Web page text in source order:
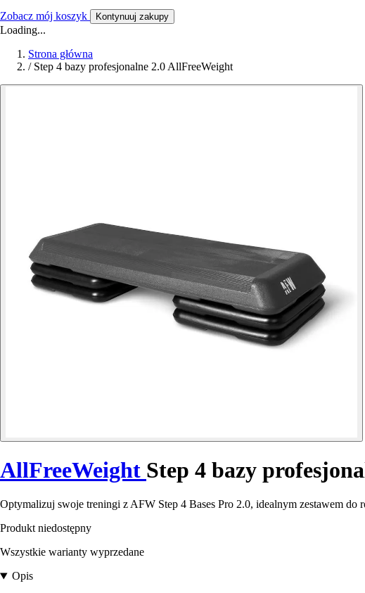
Zobacz mój koszyk Kontynuuj zakupy
Loading...
Strona główna
/ Step 4 bazy profesjonalne 2.0 AllFreeWeight
AllFreeWeight Step 4 bazy
Optymalizuj swoje treningi z AFW Step 4 Bases Pro 2.0, idealnym zestawem
Produkt niedostępny
Wszystkie warianty wyprzedane
Opis